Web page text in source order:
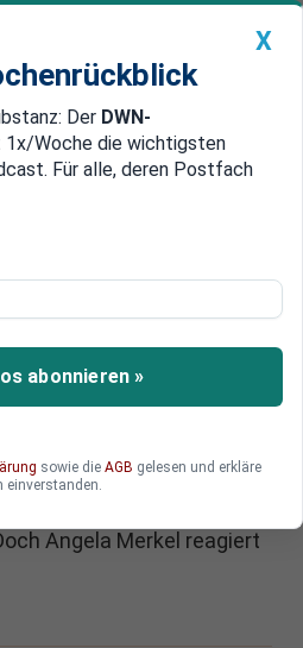
Geldanlage Premium
Magazin China
Wie
Fehlern
entsteht
ist ein Problem, da er
treffen auf eine seit
ausgedörrte staatliche
Angela Merkel reagiert
X
Der DWN-
1x/Woche die wichtigsten
Für alle, deren Postfach
abonnieren »
sowie die AGB gelesen und erkläre
einverstanden.